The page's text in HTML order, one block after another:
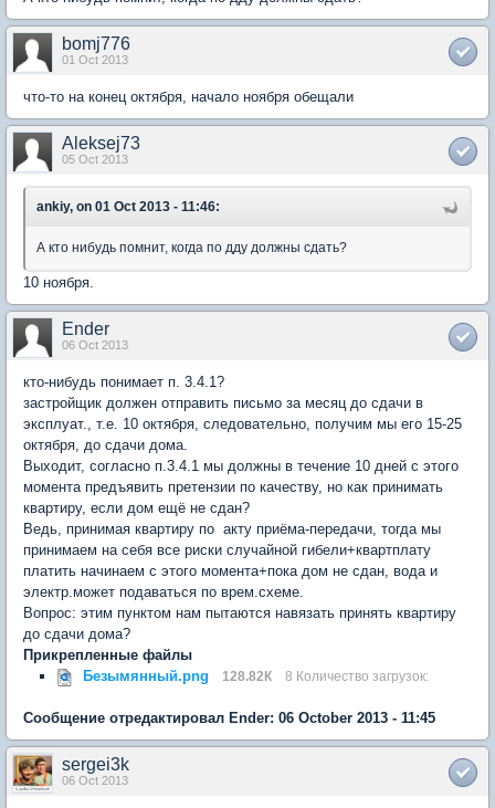
bomj776
01 Oct 2013
что-то на конец октября, начало ноября обещали
Aleksej73
05 Oct 2013
ankiy, on 01 Oct 2013 - 11:46:
А кто нибудь помнит, когда по дду должны сдать?
10 ноября.
Ender
06 Oct 2013
кто-нибудь понимает п. 3.4.1?
застройщик должен отправить письмо за месяц до сдачи в
эксплуат., т.е. 10 октября, следовательно, получим мы его 15-25
октября, до сдачи дома.
Выходит, согласно п.3.4.1 мы должны в течение 10 дней с этого
момента предъявить претензии по качеству, но как принимать
квартиру, если дом ещё не сдан?
Ведь, принимая квартиру по акту приёма-передачи, тогда мы
принимаем на себя все риски случайной гибели+квартплату
платить начинаем с этого момента+пока дом не сдан, вода и
электр.может подаваться по врем.схеме.
Вопрос: этим пунктом нам пытаются навязать принять квартиру
до сдачи дома?
Прикрепленные файлы
Безымянный.png
128.82К 8 Количество загрузок:
Сообщение отредактировал Ender: 06 October 2013 - 11:45
sergei3k
06 Oct 2013